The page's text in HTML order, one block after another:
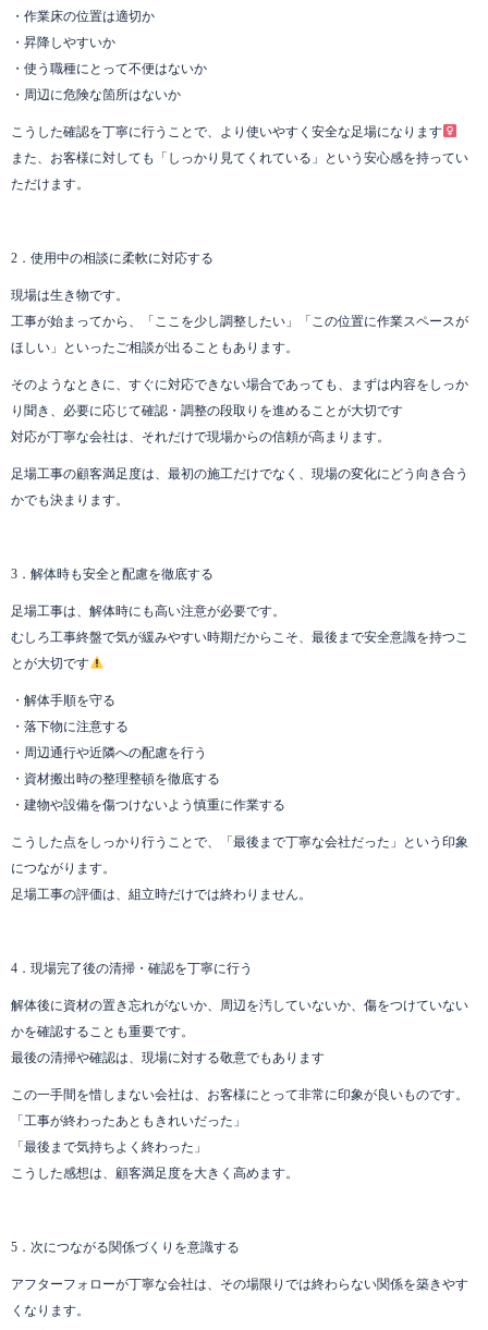
・作業床の位置は適切か
・昇降しやすいか
・使う職種にとって不便はないか
・周辺に危険な箇所はないか
こうした確認を丁寧に行うことで、より使いやすく安全な足場になります‍
また、お客様に対しても「しっかり見てくれている」という安心感を持ってい
ただけます。
2．使用中の相談に柔軟に対応する
現場は生き物です。
工事が始まってから、「ここを少し調整したい」「この位置に作業スペースが
ほしい」といったご相談が出ることもあります。
そのようなときに、すぐに対応できない場合であっても、まずは内容をしっか
り聞き、必要に応じて確認・調整の段取りを進めることが大切です
対応が丁寧な会社は、それだけで現場からの信頼が高まります。
足場工事の顧客満足度は、最初の施工だけでなく、現場の変化にどう向き合う
かでも決まります。
3．解体時も安全と配慮を徹底する
足場工事は、解体時にも高い注意が必要です。
むしろ工事終盤で気が緩みやすい時期だからこそ、最後まで安全意識を持つこ
とが大切です
・解体手順を守る
・落下物に注意する
・周辺通行や近隣への配慮を行う
・資材搬出時の整理整頓を徹底する
・建物や設備を傷つけないよう慎重に作業する
こうした点をしっかり行うことで、「最後まで丁寧な会社だった」という印象
につながります。
足場工事の評価は、組立時だけでは終わりません。
4．現場完了後の清掃・確認を丁寧に行う
解体後に資材の置き忘れがないか、周辺を汚していないか、傷をつけていない
かを確認することも重要です。
最後の清掃や確認は、現場に対する敬意でもあります
この一手間を惜しまない会社は、お客様にとって非常に印象が良いものです。
「工事が終わったあともきれいだった」
「最後まで気持ちよく終わった」
こうした感想は、顧客満足度を大きく高めます。
5．次につながる関係づくりを意識する
アフターフォローが丁寧な会社は、その場限りでは終わらない関係を築きやす
くなります。